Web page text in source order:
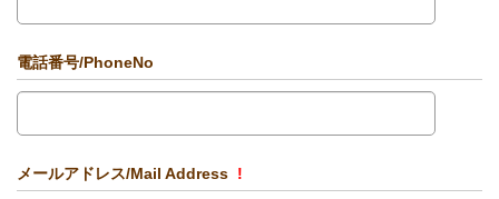
電話番号/PhoneNo
メールアドレス/Mail Address !